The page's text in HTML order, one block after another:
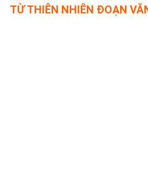
TỪ THIÊN NHIÊN ĐOẠN